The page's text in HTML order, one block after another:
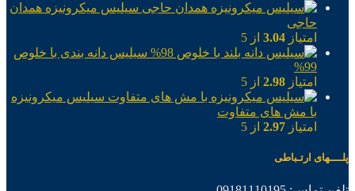
سیلیس میکرونیزه همدان
حاجی
امتیاز 3.04 از 5
سیلیس دانه بندی با خلوص
99%
امتیاز 2.98 از 5
سیلیس میکرونیزه
با مش های متفاوت
امتیاز 2.97 از 5
پلــــهای ارتـباطی